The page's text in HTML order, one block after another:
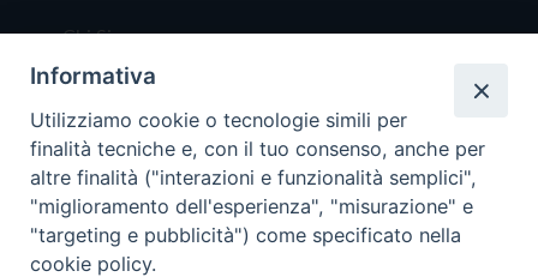
Chi Siamo
Redazione
Scrivici
Copyright © 2019 - Tutti i diritti riservati - Vita
Informativa
Utilizziamo cookie o tecnologie simili per
finalità tecniche e, con il tuo consenso, anche per
altre finalità ("interazioni e funzionalità semplici",
"miglioramento dell'esperienza", "misurazione" e
"targeting e pubblicità") come specificato nella
cookie policy.